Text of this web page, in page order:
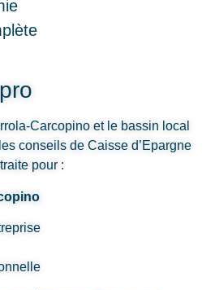
Carcopino et le bassin local
conseils de Caisse d’Epargne
pour :